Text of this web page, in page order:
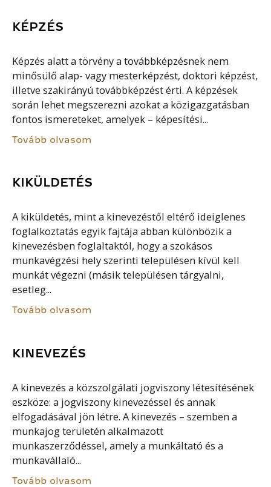
KÉPZÉS
Képzés alatt a törvény a továbbképzésnek nem
minősülő alap- vagy mesterképzést, doktori képzést,
illetve szakirányú továbbképzést érti. A képzések
során lehet megszerezni azokat a közigazgatásban
fontos ismereteket, amelyek – képesítési...
Tovább olvasom
KIKÜLDETÉS
A kiküldetés, mint a kinevezéstől eltérő ideiglenes
foglalkoztatás egyik fajtája abban különbözik a
kinevezésben foglaltaktól, hogy a szokásos
munkavégzési hely szerinti településen kívül kell
munkát végezni (másik településen tárgyalni,
esetleg...
Tovább olvasom
KINEVEZÉS
A kinevezés a közszolgálati jogviszony létesítésének
eszköze: a jogviszony kinevezéssel és annak
elfogadásával jön létre. A kinevezés – szemben a
munkajog területén alkalmazott
munkaszerződéssel, amely a munkáltató és a
munkavállaló...
Tovább olvasom